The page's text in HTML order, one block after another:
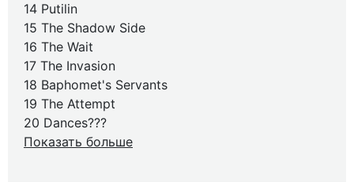
14 Putilin
15 The Shadow Side
16 The Wait
17 The Invasion
18 Baphomet's Servants
19 The Attempt
20 Dances???
Показать больше